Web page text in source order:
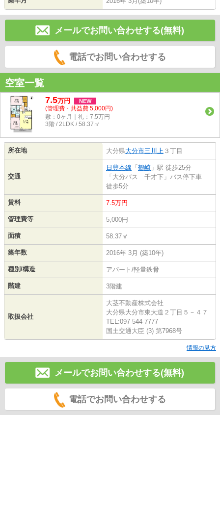
メールでお問い合わせする(無料)
電話でお問い合わせする
空室一覧
7.5万円 NEW
(管理費・共益費 5,000円)
敷：0ヶ月｜礼：7.5万円
3階 / 2LDK / 58.37㎡
所在地 大分県大分市三川上 ３丁目
交通
日豊本線 「 鶴崎 」駅 徒歩25分
「大分バス 千才下」バス停下車
徒歩5分
賃料 7.5万円
管理費等 5,000円
面積 58.37㎡
築年数 2016年 3月 (築10年)
種別/構造 アパート/軽量鉄骨
階建 3階建
取扱会社
大茎不動産株式会社
大分県大分市東大道２丁目５－４７
TEL:097-544-7777
国土交通大臣 (3) 第7968号
情報の見方
メールでお問い合わせする(無料)
電話でお問い合わせする